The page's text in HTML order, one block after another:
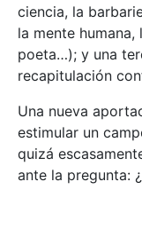
ciencia, la
la mente
poeta…); y una
recapitulación
Una nueva
estimular un
quizá
ante la pregunta: